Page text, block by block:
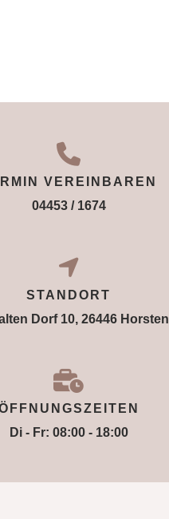
VEREINBAREN
04453 / 1674
STANDORT
Dorf 10, 26446 Horsten
Di - Fr: 08:00 - 18:00